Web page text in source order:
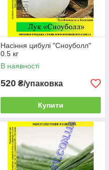
Насіння цибулі "Сноуболл"
0.5 кг
В наявності
520 ₴/упаковка
Купити